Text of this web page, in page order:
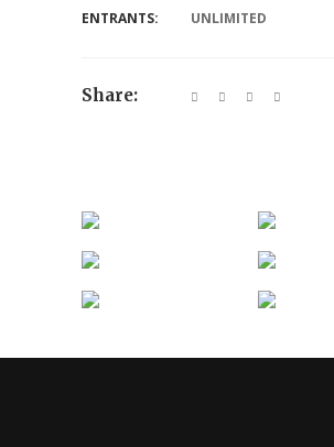
ENTRANTS:
UNLIMITED
Share: